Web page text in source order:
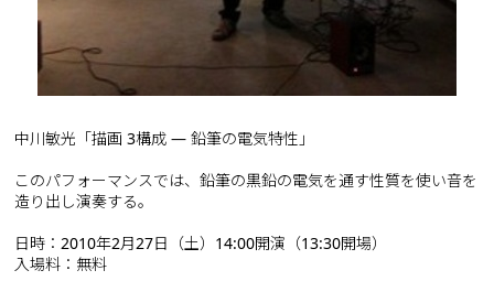
中川敏光「描画 3構成 ― 鉛筆の電気特性」
このパフォーマンスでは、鉛筆の黒鉛の電気を通す性質を使い音を
造り出し演奏する。
日時：2010年2月27日（土）14:00開演（13:30開場）
入場料：無料